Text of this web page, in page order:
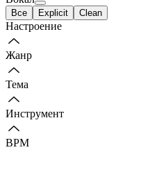
Все Explicit Clean
Настроение
Жанр
Тема
Инструмент
BPM